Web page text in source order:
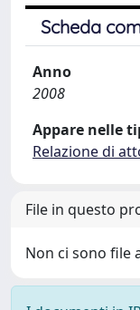
Scheda
Anno
2008
Appare nelle
Relazione di
File in questo
Non ci sono file